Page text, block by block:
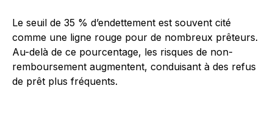
Le seuil de 35 % d’endettement est souvent cité
comme une ligne rouge pour de nombreux prêteurs.
Au-delà de ce pourcentage, les risques de non-
remboursement augmentent, conduisant à des refus
de prêt plus fréquents.